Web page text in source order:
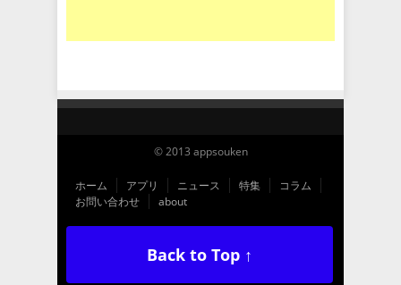
© 2013 appsouken
ホーム アプリ ニュース 特集
コラム
お問い合わせ
about
Back to Top ↑